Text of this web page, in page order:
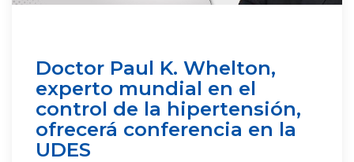
Doctor Paul K. Whelton,
experto mundial en el
control de la hipertensión,
ofrecerá conferencia en la
UDES